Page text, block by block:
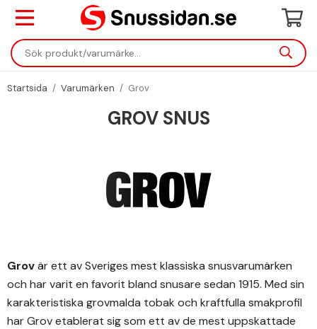
Startsida / Varumärken / Grov
GROV SNUS
Grovär ett av Sveriges mest klassiska snusvarumärken
och har varit en favorit bland snusare sedan 1915. Med sin
karakteristiska grovmalda tobak och kraftfulla smakprofil
har Grov etablerat sig som ett av de mest uppskattade